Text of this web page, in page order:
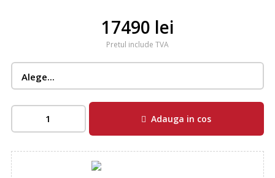
17490 lei
Pretul include TVA
Adauga in cos